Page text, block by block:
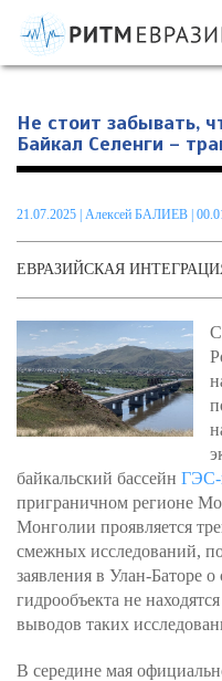
Информационно-аналитическое
проблемам интеграции на
Не стоит забывать,
Байкал Селенги –
21.07.2025 Алексей БАЛИЕВ |
ЕВРАЗИЙСКАЯ
байкальский бассейн ГЭС-
приграничном регионе
Монголии проявляется
смежных исследований,
заявления в Улан-Баторе
гидрообъекта не
выводов таких
В середине мая